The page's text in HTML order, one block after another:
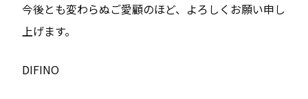
今後とも変わらぬご愛顧のほど、よろしくお願い申し
上げます。
DIFINO